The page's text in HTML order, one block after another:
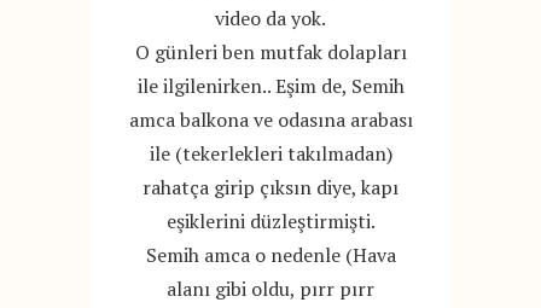
video da yok.
O günleri ben mutfak dolapları
ile ilgilenirken.. Eşim de, Semih
amca balkona ve odasına arabası
ile (tekerlekleri takılmadan)
rahatça girip çıksın diye, kapı
eşiklerini düzleştirmişti.
Semih amca o nedenle (Hava
alanı gibi oldu, pırr pırr